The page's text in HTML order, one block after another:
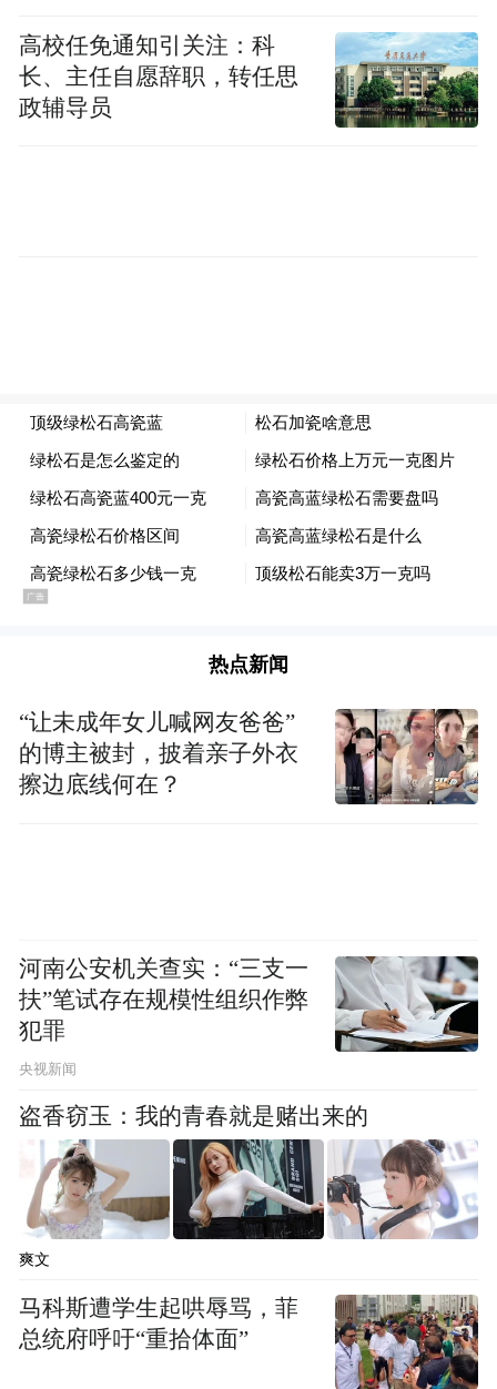
有关”，这种感觉，在每个人的心中愈发强
烈。流离的难民、坍塌的家园、寻亲的少
年、留守的孩童、都市的边缘人，持续叩问
同时，主动融入社会大局，以实际行动践行
社会公益责任。在世界疫情暴发之初，凤凰
网对病毒传播路径、传染链、地方防疫措施
等进行及时、详细地分析解读，通过技术手
段对疫情走势做出预判，以此打消公众疑虑
和恐慌。随着疫情的发展，凤凰网通过“风
闻报道，用全球化的视角，审慎客观地分析
世界各国的医疗体系以及防疫政策，提醒公
众放眼世界，扩大人们的视野和认知格局。
协同，汇聚产品、技术、解决方案的力量，
推动可持续社会价值的落地与创新。
今年，凤凰网又推出了“寻味计划”“溯水之
源”“秀美中国”等多个全新的公益品牌，将目
光放至更辽阔的疆域，让山川收纳千年非遗
之美，聆听刚柔相济的女性声音，见证大国
重器的崛起之路。立足两岸三地，聚焦公益
事件、公益人物、公益传播，搭建没有壁垒
的公益活动平台，实现温情的共振传播。接
下来的颁奖典礼，我们将看见尚在摸索期但
颇具新意的年轻公益项目，也将看见实施了
高校任免通知引关注：科
长、主任自愿辞职，转任思
政辅导员
热点新闻
“让未成年女儿喊网友爸爸”
的博主被封，披着亲子外衣
擦边底线何在？
河南公安机关查实：“三支一
扶”笔试存在规模性组织作弊
犯罪
央视新闻
盗香窃玉：我的青春就是赌出来的
爽文
马科斯遭学生起哄辱骂，菲
总统府呼吁“重拾体面”